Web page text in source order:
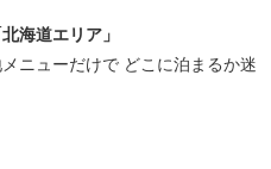
海道エリア」
ニューだけで どこに泊まるか迷